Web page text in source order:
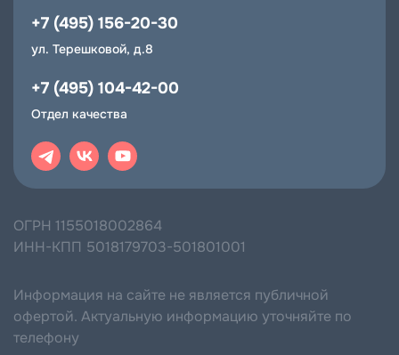
ОГРН 1155018002864
ИНН-КПП 5018179703-501801001
Информация на сайте не является публичной
офертой. Актуальную информацию уточняйте по
телефону
+7 (495) 156-20-30
ул. Терешковой, д.8
+7 (495) 104-42-00
Отдел качества